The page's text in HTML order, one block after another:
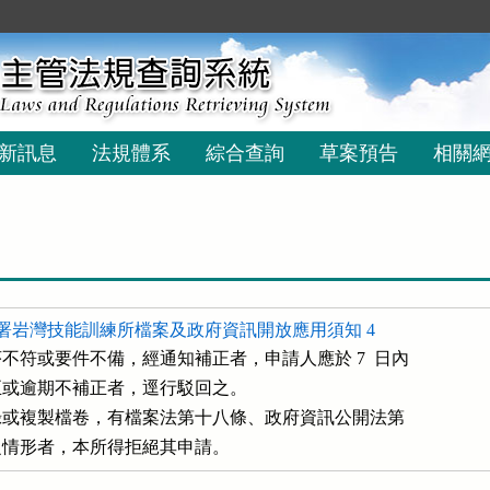
訊息 法規體系 綜合查詢 草案預告 相關
岩灣技能訓練所檔案及政府資訊開放應用須知 4
符或要件不備，經通知補正者，申請人應於 7  日內
或逾期不補正者，逕行駁回之。
或複製檔卷，有檔案法第十八條、政府資訊公開法第
情形者，本所得拒絕其申請。